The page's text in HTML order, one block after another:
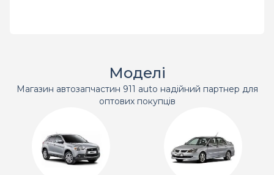
Моделі
Магазин автозапчастин 911 auto надійний партнер для
оптових покупців